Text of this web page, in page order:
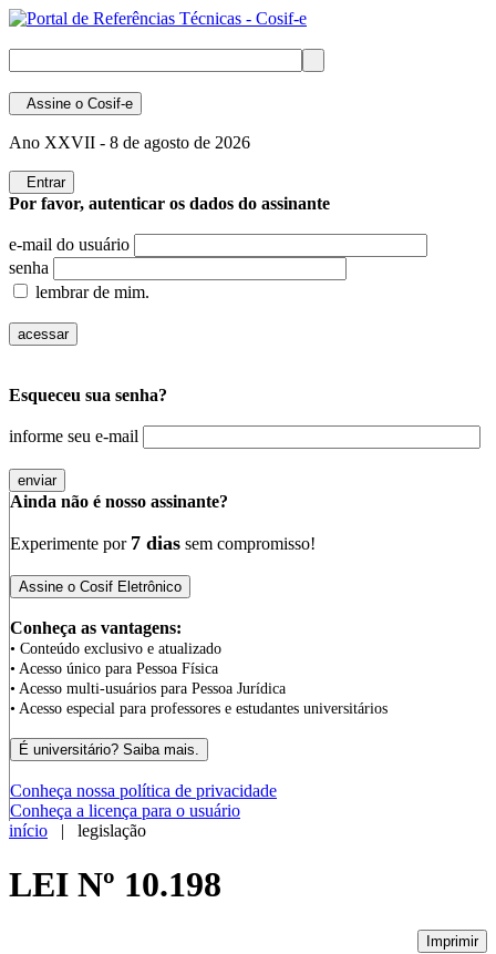
Assine o Cosif-e
Ano XXVII - 8 de agosto de 2026
Entrar
Por favor, autenticar os dados do assinante
e-mail do usuário
senha
lembrar de mim.
Esqueceu sua senha?
informe seu e-mail
Ainda não é nosso assinante?
Experimente por 7 dias sem compromisso!
Conheça as vantagens:
• Conteúdo exclusivo e atualizado
• Acesso único para Pessoa Física
• Acesso multi-usuários para Pessoa Jurídica
• Acesso especial para professores e estudantes universitários
Conheça nossa política de privacidade
Conheça a licença para o usuário
início | legislação
LEI Nº 10.198
Imprimir